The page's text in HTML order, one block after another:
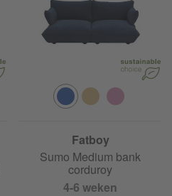
Fatboy
Sumo Medium bank
corduroy
4-6 weken